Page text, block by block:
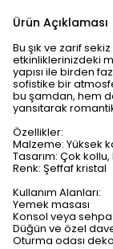
Ürün Açıklaması
Bu şık ve zarif
etkinliklerinizdeki
yapısı ile birden
sofistike bir
bu şamdan, hem
yansıtarak
Özellikler:
Malzeme: Yüksek
Tasarım: Çok
Renk: Şeffaf kristal
Kullanım Alanları:
Yemek masası
Konsol veya
Düğün ve özel
Oturma odası